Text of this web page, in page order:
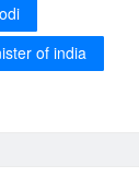
of india